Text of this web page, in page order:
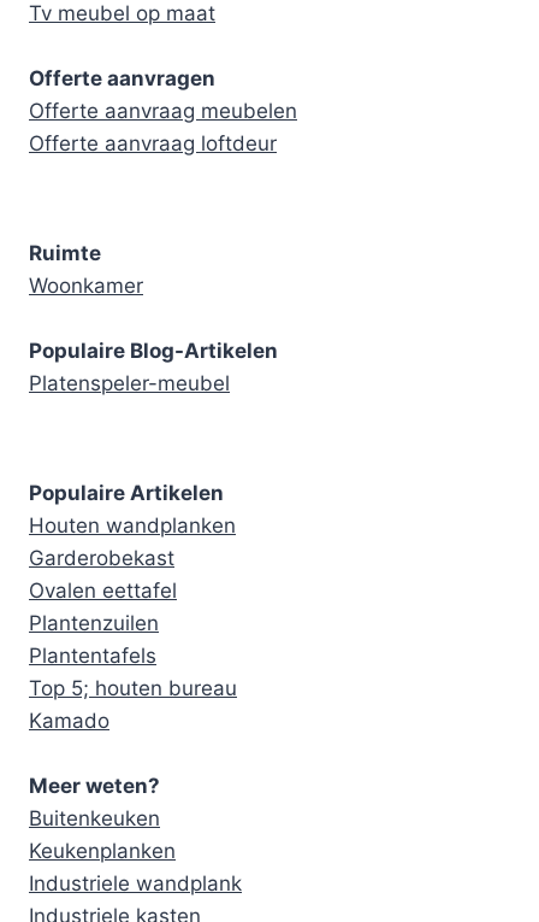
Tv meubel op maat
Offerte aanvragen
Offerte aanvraag meubelen
Offerte aanvraag loftdeur
Ruimte
Woonkamer
Populaire Blog-Artikelen
Platenspeler-meubel
Populaire Artikelen
Houten wandplanken
Garderobekast
Ovalen eettafel
Plantenzuilen
Plantentafels
Top 5; houten bureau
Kamado
Meer weten?
Buitenkeuken
Keukenplanken
Industriele wandplank
Industriele kasten